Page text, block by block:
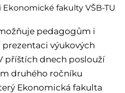
fakulty VŠB-TU
pedagogům i
výukových
příštích dnech poslouží
druhého ročníku
Ekonomická fakulta